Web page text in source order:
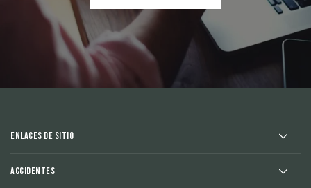
Enlaces de sitio
Accidentes